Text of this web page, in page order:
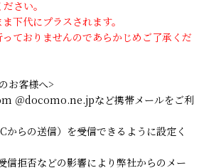
さい。
下代にプラスされます。
ておりませんのであらかじめご了承くだ
お客様へ>
＠docomo.ne.jpなど携帯メールをご利
からの送信）を受信できるように設定く
信拒否などの影響により弊社からのメー